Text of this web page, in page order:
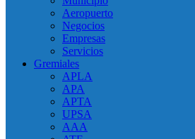
Aeropuerto
Negocios
Empresas
Servicios
Gremiales
APLA
APA
APTA
UPSA
AAA